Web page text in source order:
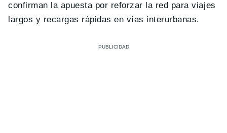
confirman la apuesta por reforzar la red para viajes
largos y recargas rápidas en vías interurbanas.